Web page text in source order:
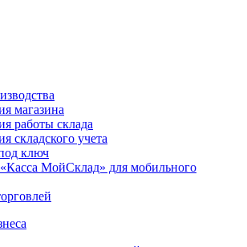
магазина
работы склада
складского учета
ключ
МойСклад» для мобильного